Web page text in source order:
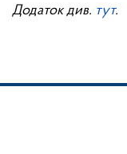
Додаток див. тут.